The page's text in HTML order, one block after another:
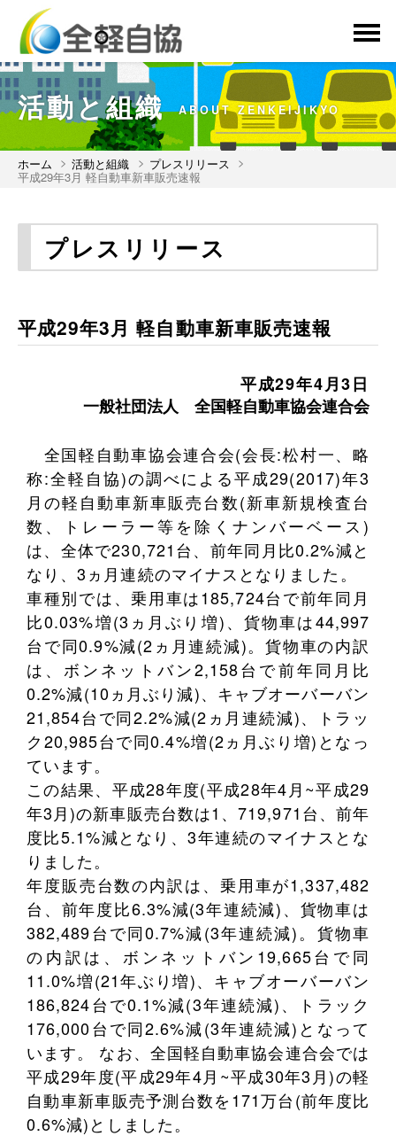
活動と組織 ABOUT ZENKEIJIKYO
ホーム 活動と組織 プレスリリース
平成29年3月 軽自動車新車販売速報
プレスリリース
平成29年3月 軽自動車新車販売速報
平成29年4月3日
一般社団法人 全国軽自動車協会連合会
全国軽自動車協会連合会(会長:松村一、略
称:全軽自協)の調べによる平成29(2017)年3
月の軽自動車新車販売台数(新車新規検査台
数、トレーラー等を除くナンバーベース)
は、全体で230,721台、前年同月比0.2%減と
なり、3ヵ月連続のマイナスとなりました。
車種別では、乗用車は185,724台で前年同月
比0.03%増(3ヵ月ぶり増)、貨物車は44,997
台で同0.9%減(2ヵ月連続減)。貨物車の内訳
は、ボンネットバン2,158台で前年同月比
0.2%減(10ヵ月ぶり減)、キャブオーバーバン
21,854台で同2.2%減(2ヵ月連続減)、トラッ
ク20,985台で同0.4%増(2ヵ月ぶり増)となっ
ています。
この結果、平成28年度(平成28年4月~平成29
年3月)の新車販売台数は1、719,971台、前年
度比5.1%減となり、3年連続のマイナスとな
りました。
年度販売台数の内訳は、乗用車が1,337,482
台、前年度比6.3%減(3年連続減)、貨物車は
382,489台で同0.7%減(3年連続減)。貨物車
の内訳は、ボンネットバン19,665台で同
11.0%増(21年ぶり増)、キャブオーバーバン
186,824台で0.1%減(3年連続減)、トラック
176,000台で同2.6%減(3年連続減)となって
います。 なお、全国軽自動車協会連合会では
平成29年度(平成29年4月~平成30年3月)の軽
自動車新車販売予測台数を171万台(前年度比
0.6%減)としました。